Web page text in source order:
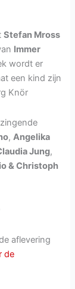
Stefan Mross
Immer
wordt er
een kind zijn
Knör
,Angelika
Jung,
& Christoph
aflevering
de